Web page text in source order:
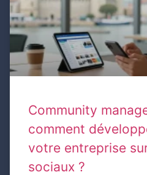
Community
comment
votre entreprise
sociaux ?